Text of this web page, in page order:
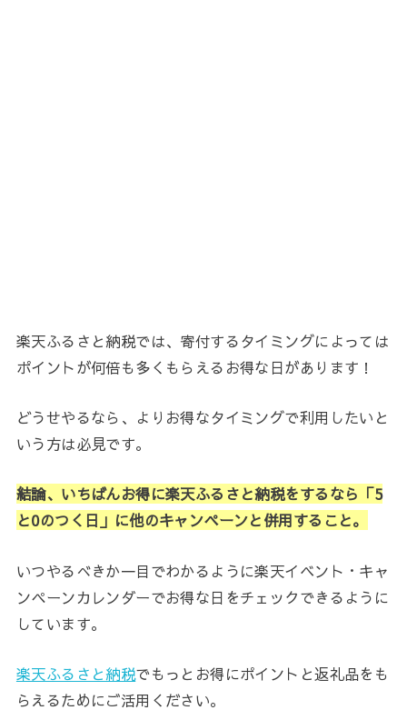
楽天ふるさと納税では、寄付するタイミングによっては
ポイントが何倍も多くもらえるお得な日があります！
どうせやるなら、よりお得なタイミングで利用したいと
いう方は必見です。
結論、いちばんお得に楽天ふるさと納税をするなら「5
と0のつく日」に他のキャンペーンと併用すること。
いつやるべきか一目でわかるように楽天イベント・キャ
ンペーンカレンダーでお得な日をチェックできるように
しています。
楽天ふるさと納税でもっとお得にポイントと返礼品をも
らえるためにご活用ください。